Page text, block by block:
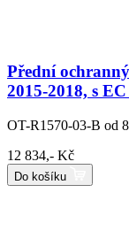
Přední
2015-2018, s
OT-R1570-03-B od
12 834,- Kč
Do košíku